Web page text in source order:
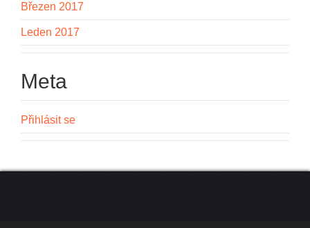
Březen 2017
Leden 2017
Meta
Přihlásit se